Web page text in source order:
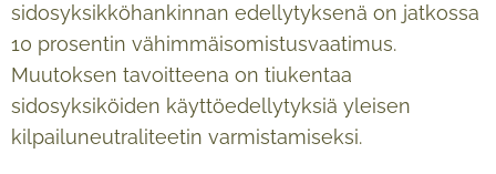
sidosyksikköhankinnan edellytyksenä on jatkossa
10 prosentin vähimmäisomistusvaatimus.
Muutoksen tavoitteena on tiukentaa
sidosyksiköiden käyttöedellytyksiä yleisen
kilpailuneutraliteetin varmistamiseksi.